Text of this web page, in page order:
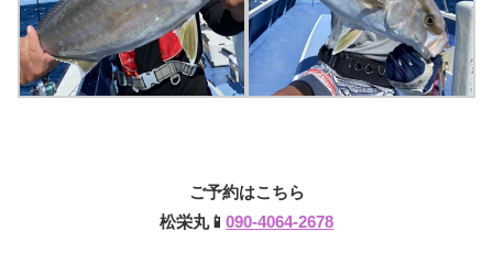
ご予約はこちら
松栄丸📱 090-4064-2678